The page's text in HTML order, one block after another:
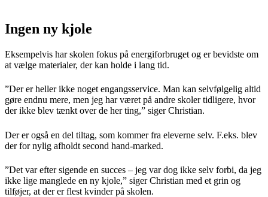
Ingen ny kjole
Eksempelvis har skolen fokus på energiforbruget og er bevidste om
at vælge materialer, der kan holde i lang tid.
”Der er heller ikke noget engangsservice. Man kan selvfølgelig altid
gøre endnu mere, men jeg har været på andre skoler tidligere, hvor
der ikke blev tænkt over de her ting,” siger Christian.
Der er også en del tiltag, som kommer fra eleverne selv. F.eks. blev
der for nylig afholdt second hand-marked.
”Det var efter sigende en succes – jeg var dog ikke selv forbi, da jeg
ikke lige manglede en ny kjole,” siger Christian med et grin og
tilføjer, at der er flest kvinder på skolen.